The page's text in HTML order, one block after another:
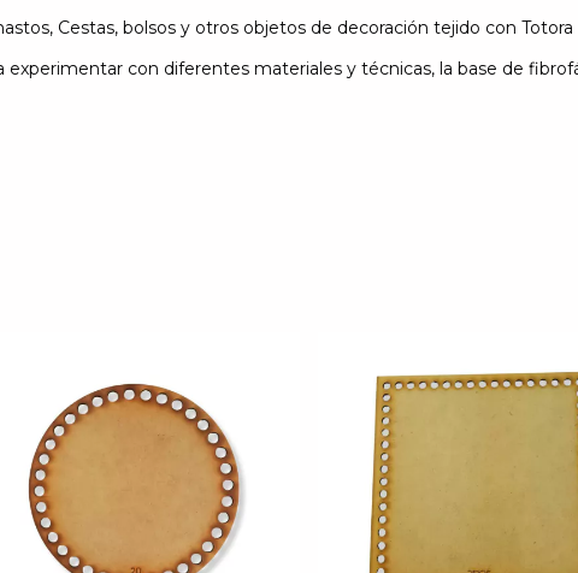
Cestas, bolsos y otros objetos de decoración tejido con Totora
con diferentes materiales y técnicas, la base de